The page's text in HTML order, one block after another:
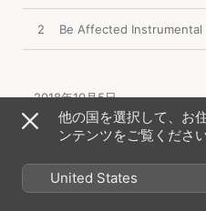
2 Be Affected Instrumental
2018年10月5日
2曲、6分
℗ 2018 Sony Music
他の国を選択して、お
ンテンツをご覧くださ
United States